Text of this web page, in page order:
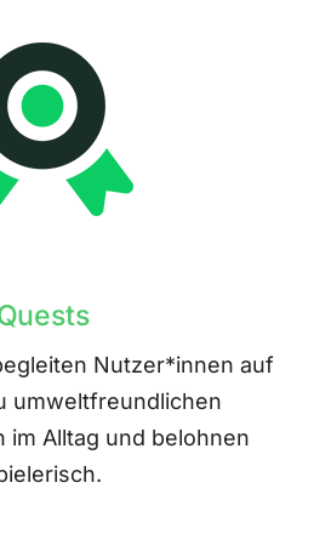
Nutzer*innen auf
umweltfreundlichen
im Alltag und belohnen